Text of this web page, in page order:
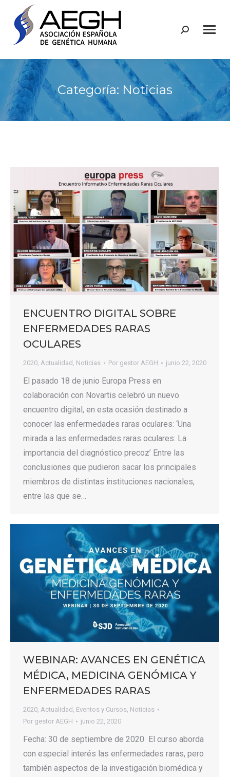
Buscar:
Categoría: Noticias
ENCUENTRO DIGITAL SOBRE
ENFERMEDADES RARAS
OCULARES
2020, Actualidad , Noticias Por gestor AEGH junio 22, 2020
El pasado 18 de junio Europa Press en
colaboración con Novartis celebró un nuevo
encuentro digital, en esta ocasión destinado a
conocer las enfermedades raras oculares: ‘Una
mirada a las enfermedades raras oculares: La
importancia del diagnóstico precoz’ Entre las
conclusiones que pudieron sacar los principales
miembros de distintas instituciones nacionales,
entre las que se…
WEBINAR: AVANCES EN GENÉTICA
MÉDICA, MEDICINA GENÓMICA Y
ENFERMEDADES RARAS
2020, Actualidad , Eventos y Cursos, Noticias
Por gestor AEGH junio 22, 2020
Fecha: 30 de septiembre de 2020 El curso aborda
con especial interés las enfermedades raras, pero
también aspectos de la investigación biomédica y